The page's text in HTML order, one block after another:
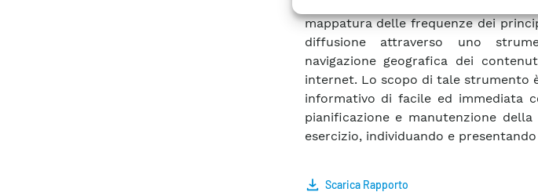
ha riguardato innanzi tutto lo
mappatura delle frequenze dei
diffusione attraverso uno
navigazione geografica dei
internet. Lo scopo di tale strumento
informativo di facile ed immediata
pianificazione e manutenzione
esercizio, individuando e
Scarica Rapporto